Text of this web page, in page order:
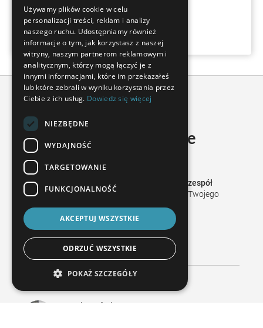
Werner-Wenzel-Street
97859 Wiesthal
Masz pytania dotyczące
produktów WENZEL?
Następnie po prostu skontaktuj się z naszym zespół
ekspertów. Chętnie pomożemy Ci w realizacji Twojego
Wsparcie techniczne
POLISH
ENGLISH
ITALIAN
Używamy plików cookie w celu
personalizacji treści, reklam i analizy
naszego ruchu. Udostępniamy również
informacje o tym, jak korzystasz z naszej
witryny, naszym partnerom reklamowym i
analitycznym, którzy mogą łączyć je z
innymi informacjami, które im przekazałeś
lub które zebrali w wyniku korzystania przez
Ciebie z ich usług. Dowiedz się więcej
NIEZBĘDNE
WYDAJNOŚĆ
TARGETOWANIE
FUNKCJONALNOŚĆ
AKCEPTUJ WSZYSTKIE
ODRZUĆ WSZYSTKIE
POKAŻ SZCZEGÓŁY